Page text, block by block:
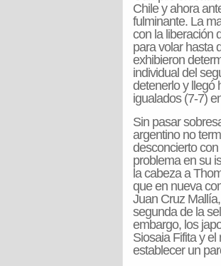
Chile y ahora
fulminante. La
con la liberación
para volar hasta
exhibieron
individual del
detenerlo y llegó
igualados (7-7)
Sin pasar
argentino no
desconcierto
problema en su
la cabeza a
que en nueva
Juan Cruz
segunda de la
embargo, los
Siosaia Fifita y
establecer un